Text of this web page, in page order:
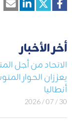
أخر الأخبار
يعززان الحوار
أنطاليا
30 / 07 / 2026